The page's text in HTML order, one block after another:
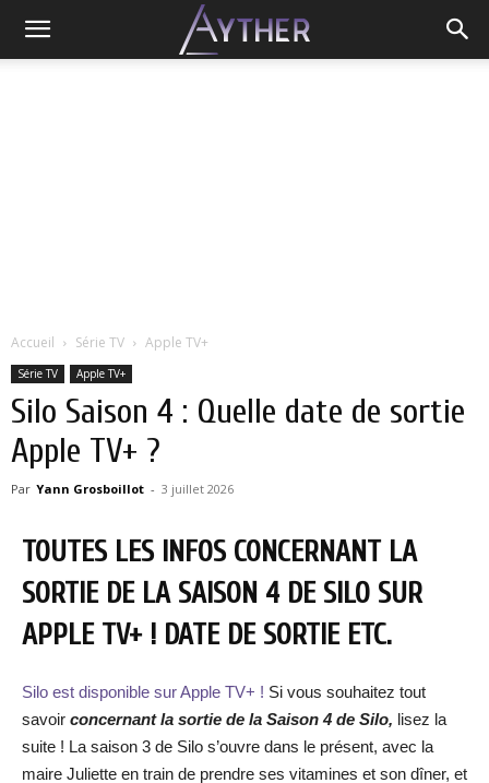
Accueil Série TV Apple TV+
Série TV Apple TV+
Silo Saison 4 : Quelle date de sortie
Apple TV+ ?
Par Yann Grosboillot - 3 juillet 2026
TOUTES LES INFOS CONCERNANT LA
SORTIE DE LA SAISON 4 DE SILO SUR
APPLE TV+ ! DATE DE SORTIE ETC.
Silo est disponible sur Apple TV+ ! Si vous souhaitez tout
savoir concernant la sortie de la Saison 4 de Silo, lisez la
suite ! La saison 3 de Silo s’ouvre dans le présent, avec la
maire Juliette en train de prendre ses vitamines et son dîner, et